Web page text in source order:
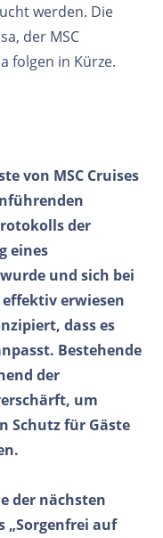
werden. Die
der MSC
folgen in Kürze.
von MSC Cruises
der
eines
und sich bei
erwiesen
dass es
Bestehende
der
um
Schutz für Gäste
der nächsten
„Sorgenfrei auf